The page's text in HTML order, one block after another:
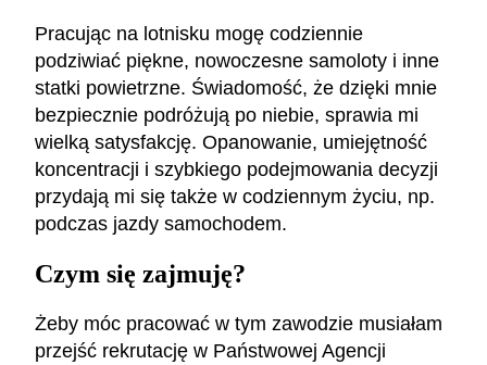
Pracując na lotnisku mogę codziennie
podziwiać piękne, nowoczesne samoloty i inne
statki powietrzne. Świadomość, że dzięki mnie
bezpiecznie podróżują po niebie, sprawia mi
wielką satysfakcję. Opanowanie, umiejętność
koncentracji i szybkiego podejmowania decyzji
przydają mi się także w codziennym życiu, np.
podczas jazdy samochodem.
Czym się zajmuję?
Żeby móc pracować w tym zawodzie musiałam
przejść rekrutację w Państwowej Agencji